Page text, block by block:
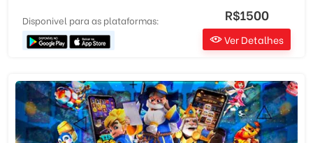
Disponivel para as plataformas: R$1500
Ver Detalhes